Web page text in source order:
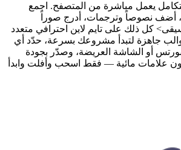
يعمل مباشرة من المتصفح. اجمع
أضف نصوصاً وترجمات، أدرج صوراً
كل ذلك على تايم لاين احترافي متعدد
جاهزة لتبدأ مشروعك بسرعة، حدّد أي
أو الشاشة العريضة، وصدّر بجودة
علامات مائية — فقط اسحب وأفلت وابدأ